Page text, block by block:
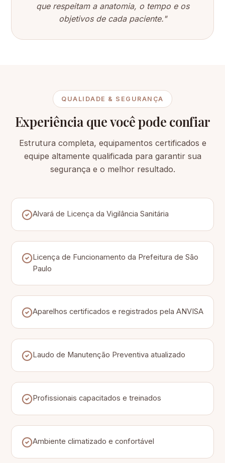
que respeitam a anatomia, o tempo e os
objetivos de cada paciente."
QUALIDADE & SEGURANÇA
Experiência que você pode confiar
Estrutura completa, equipamentos certificados e
equipe altamente qualificada para garantir sua
segurança e o melhor resultado.
Alvará de Licença da Vigilância Sanitária
Licença de Funcionamento da Prefeitura de São
Paulo
Aparelhos certificados e registrados pela ANVISA
Laudo de Manutenção Preventiva atualizado
Profissionais capacitados e treinados
Ambiente climatizado e confortável